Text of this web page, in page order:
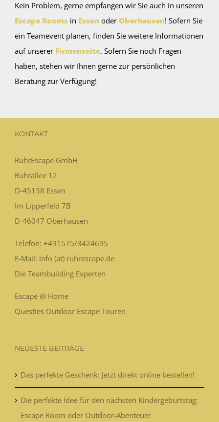
Kein Problem, gerne empfangen wir Sie auch in unseren
Escape Rooms in Essen oder Oberhausen! Sofern Sie
ein Teamevent planen, finden Sie weitere Informationen
auf unserer Firmenseite. Sofern Sie noch Fragen
haben, stehen wir Ihnen gerne zur persönlichen
Beratung zur Verfügung!
KONTAKT
RuhrEscape GmbH
Ruhrallee 12
D-45138 Essen
Im Lipperfeld 7B
D-46047 Oberhausen
Telefon: +491575/3424695
E-Mail: info (at) ruhrescape.de
Die Teambuilding Experten
Escape @ Home
Questies Outdoor Escape Touren
NEUESTE BEITRÄGE
Das perfekte Geschenk: Jetzt direkt online bestellen!
Die perfekte Idee für den nächsten Kindergeburtstag:
Escape Room oder Outdoor-Abenteuer